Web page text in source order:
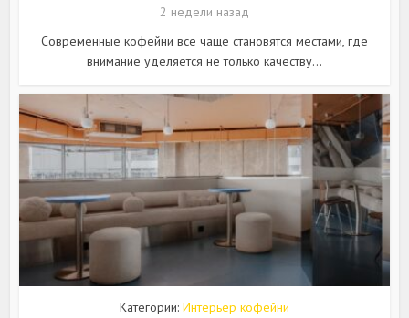
2 недели назад
Современные кофейни все чаще становятся местами, где
внимание уделяется не только качеству...
Категории: Интерьер кофейни